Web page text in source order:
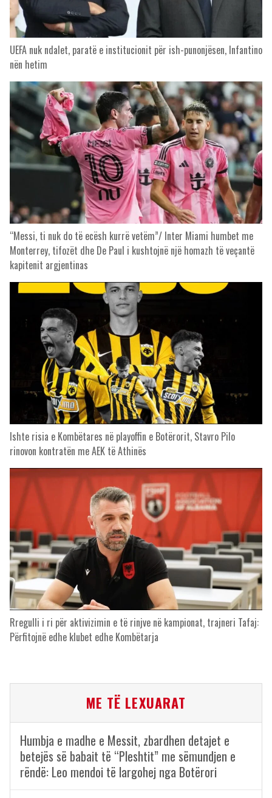
UEFA nuk ndalet, paratë e institucionit për ish-punonjësen, Infantino
nën hetim
“Messi, ti nuk do të ecësh kurrë vetëm”/ Inter Miami humbet me
Monterrey, tifozët dhe De Paul i kushtojnë një homazh të veçantë
kapitenit argjentinas
Ishte risia e Kombëtares në playoffin e Botërorit, Stavro Pilo
rinovon kontratën me AEK të Athinës
Rregulli i ri për aktivizimin e të rinjve në kampionat, trajneri Tafaj:
Përfitojnë edhe klubet edhe Kombëtarja
ME TË LEXUARAT
Humbja e madhe e Messit, zbardhen detajet e
betejës së babait të “Pleshtit” me sëmundjen e
rëndë: Leo mendoi të largohej nga Botërori